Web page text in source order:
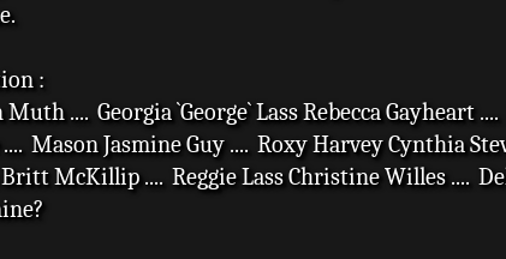
:
Muth .... Georgia `George` Lass Rebecca
Mason Jasmine Guy .... Roxy Harvey Cynthia
Britt McKillip .... Reggie Lass Christine Willes ....